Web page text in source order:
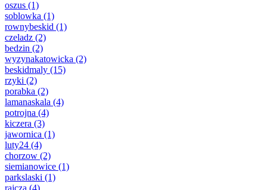
oszus (1)
soblowka (1)
rownybeskid (1)
czeladz (2)
bedzin (2)
wyzynakatowicka (2)
beskidmaly (15)
rzyki (2)
porabka (2)
lamanaskala (4)
potrojna (4)
kiczera (3)
jawornica (1)
luty24 (4)
chorzow (2)
siemianowice (1)
parkslaski (1)